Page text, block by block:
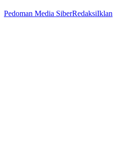
Pedoman Media SiberRedaksiIklan